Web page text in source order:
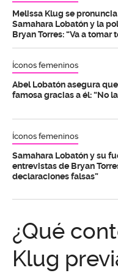
Melissa Klug se
Samahara Lobatón y la
Bryan Torres: “Va a tomar
Íconos femeninos
Abel Lobatón asegura
famosa gracias a él: “No
Íconos femeninos
Samahara Lobatón y su
entrevistas de Bryan
declaraciones falsas”
¿Qué
Klug